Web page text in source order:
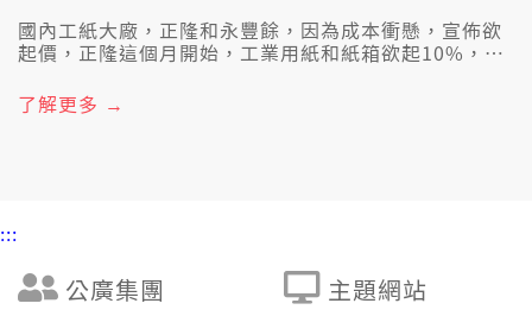
國內工紙大廠，正隆和永豐餘，因為成本衝懸，宣佈欲
起價，正隆這個月開始，工業用紙和紙箱欲起10%，永
日常生活較有關係的衛生紙，暫時無宣佈欲起。
了解更多 →
:::
公廣集團 主題網站